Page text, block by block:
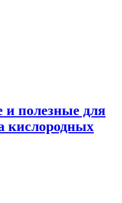
полезные для
кислородных